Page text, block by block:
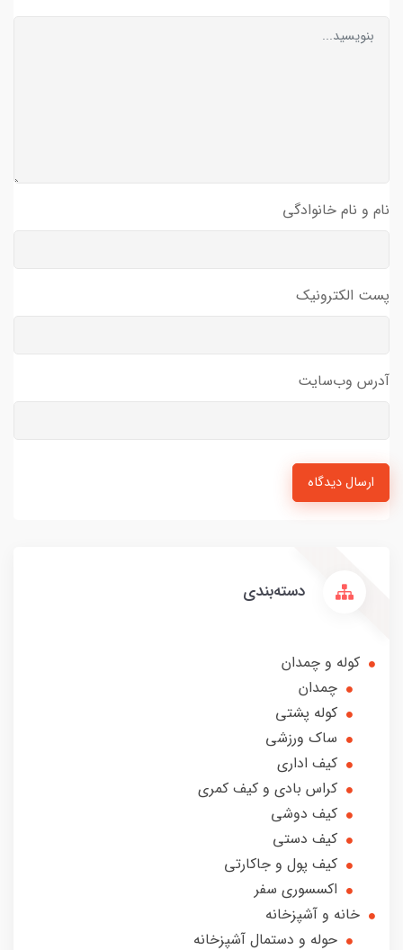
نام و نام خانوادگی
پست الکترونیک
آدرس وب‌سایت
ارسال دیدگاه
دسته‌بندی
کوله و چمدان
چمدان
کوله پشتی
ساک ورزشی
کیف اداری
کراس بادی و کیف کمری
کیف دوشی
کیف دستی
کیف پول و جاکارتی
اکسسوری سفر
خانه و آشپزخانه
حوله و دستمال آشپزخانه